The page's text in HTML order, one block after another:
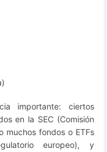
importante: ciertos
en la SEC (Comisión
muchos fondos o ETFs
europeo), y